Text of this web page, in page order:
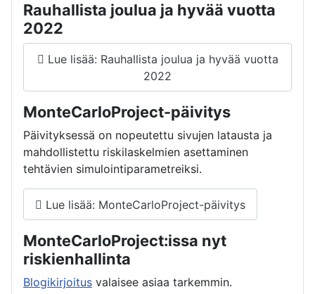
Rauhallista joulua ja hyvää vuotta
2022
Lue lisää: Rauhallista joulua ja hyvää vuotta
2022
MonteCarloProject-päivitys
Päivityksessä on nopeutettu sivujen latausta ja
mahdollistettu riskilaskelmien asettaminen
tehtävien simulointiparametreiksi.
Lue lisää: MonteCarloProject-päivitys
MonteCarloProject:issa nyt
riskienhallinta
Blogikirjoitus valaisee asiaa tarkemmin.